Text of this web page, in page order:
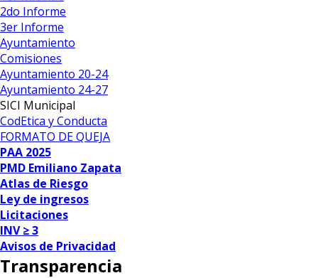
2do Informe
3er Informe
Ayuntamiento
Comisiones
Ayuntamiento 20-24
Ayuntamiento 24-27
SICI Municipal
CodEtica y Conducta
FORMATO DE QUEJA
PAA 2025
PMD Emiliano Zapata
Atlas de Riesgo
Ley de ingresos
Licitaciones
INV ≥ 3
Avisos de Privacidad
Transparencia